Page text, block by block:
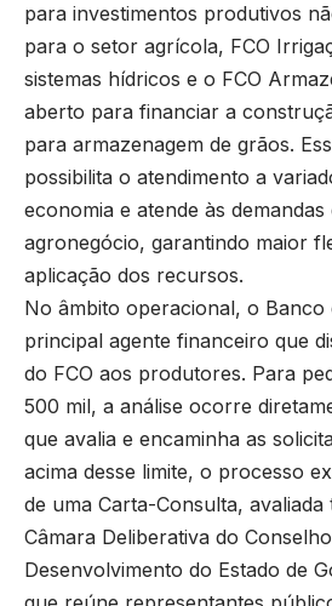
para investimentos produtivos
para o setor agrícola, FCO
sistemas hídricos e o FCO
aberto para financiar a
para armazenagem de grãos.
possibilita o atendimento a
economia e atende às
agronegócio, garantindo maior
aplicação dos recursos.
No âmbito operacional, o Banco
principal agente financeiro que
do FCO aos produtores. Para
500 mil, a análise ocorre
que avalia e encaminha as
acima desse limite, o processo
de uma Carta-Consulta, avaliada
Câmara Deliberativa do
Desenvolvimento do Estado de